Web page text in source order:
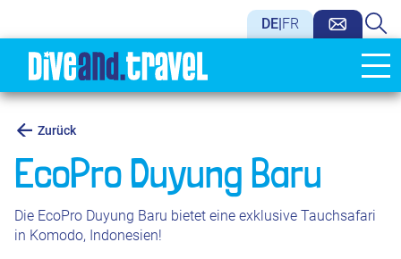
DE FR
Zurück
EcoPro Duyung Baru
Die EcoPro Duyung Baru bietet eine exklusive Tauchsafari
in Komodo, Indonesien!